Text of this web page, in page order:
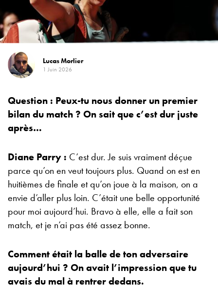
Lucas Morlier
1 Juin 2026
Question : Peux-tu nous donner un premier
bilan du match ? On sait que c’est dur juste
après…
Diane Parry : C’est dur. Je suis vraiment déçue
parce qu’on en veut toujours plus. Quand on est en
huitièmes de finale et qu’on joue à la maison, on a
envie d’aller plus loin. C’était une belle opportunité
pour moi aujourd’hui. Bravo à elle, elle a fait son
match, et je n’ai pas été assez bonne.
Comment était la balle de ton adversaire
aujourd’hui ? On avait l’impression que tu
avais du mal à rentrer dedans.